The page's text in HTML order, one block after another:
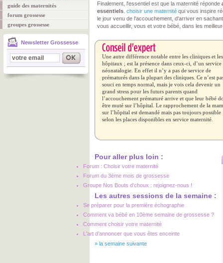
guide des maternités
forum grossesse
groupes grossesse
Newsletter Grossesse
Finalement, l'essentiel est que la maternité réponde
essentiels choisir une maternité qui vous inspire
le jour venu de l'accouchement, d'arriver en
vous accueillir, vous et votre bébé, dans les
Une autre différence notable entre les cliniques et les
hôpitaux ; est la présence dans ceux-ci, d’un service
néonatalogie. En effet il n’y a pas de service de
prématurés dans la plupart des cliniques. Ce n’est
souci en temps normal, mais je vois cela devenir un
grand stress pour les futurs parents quand
l’accouchement prématuré arrive et que leur bébé
être muté sur l’hôpital. Le rapprochement de la
sur l’hôpital est demandé mais pas toujours possible
selon les places disponibles en service maternité.
Pour aller plus loin :
Forum : Choisir votre maternité
Forum du 3ème mois de grossesse
Groupe Nos Bouts d'choux : rejoignez-nous !
Les autres sessions de la semaine :
Se préparer pour la première échographie
Comment va bébé en 10ème semaine de grossesse ?
Comment choisir votre maternité
L'art d’annoncer que vous êtes enceinte
» la semaine suivante